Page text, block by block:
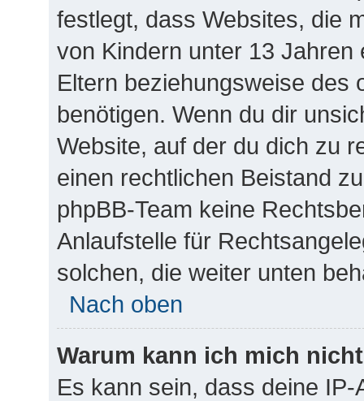
festlegt, dass Websites, die
von Kindern unter 13
Eltern beziehungsweise des
benötigen. Wenn du dir
Website, auf der du dich zu
einen rechtlichen Beistand
phpBB-Team keine
Anlaufstelle für
solchen, die weiter unten
Nach oben
Warum kann ich mich
Es kann sein, dass deine